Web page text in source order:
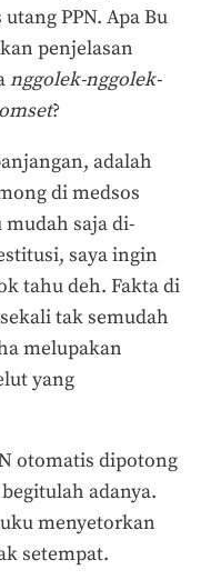
PPN. Apa Bu
penjelasan
nggolek-nggolek-
?
adalah
di medsos
saja di-
saya ingin
tahu deh. Fakta di
tak semudah
melupakan
yang
otomatis dipotong
adanya.
menyetorkan
setempat.